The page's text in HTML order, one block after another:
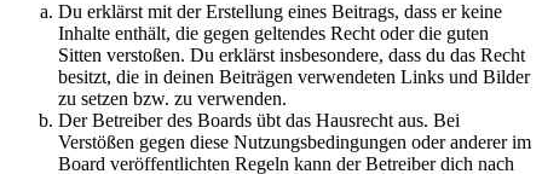
Du erklärst mit der Erstellung eines Beitrags, dass er keine
Inhalte enthält, die gegen geltendes Recht oder die guten
Sitten verstoßen. Du erklärst insbesondere, dass du das Recht
besitzt, die in deinen Beiträgen verwendeten Links und Bilder
zu setzen bzw. zu verwenden.
Der Betreiber des Boards übt das Hausrecht aus. Bei
Verstößen gegen diese Nutzungsbedingungen oder anderer im
Board veröffentlichten Regeln kann der Betreiber dich nach